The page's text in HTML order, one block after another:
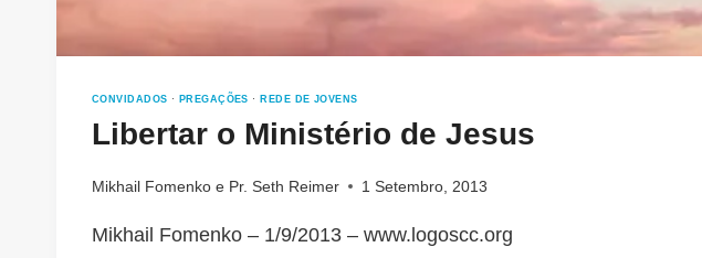
CONVIDADOS · PREGAÇÕES · REDE DE JOVENS
Libertar o Ministério de Jesus
Mikhail Fomenko e Pr. Seth Reimer 1 Setembro, 2013
Mikhail Fomenko – 1/9/2013 – www.logoscc.org